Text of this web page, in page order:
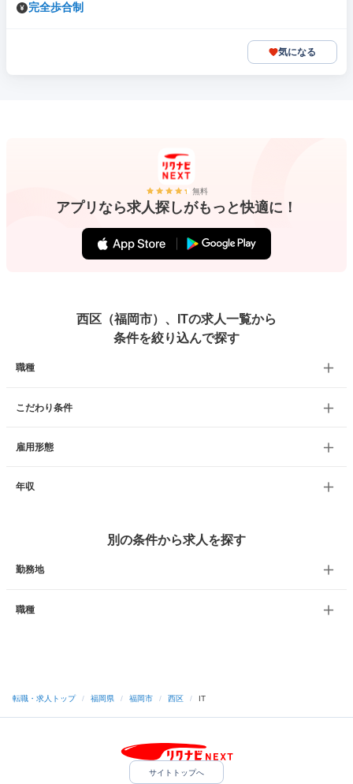
完全歩合制
気になる
無料
アプリなら求人探しがもっと快適に！
西区（福岡市）、ITの求人一覧から
条件を絞り込んで探す
職種
こだわり条件
雇用形態
年収
別の条件から求人を探す
勤務地
職種
転職・求人トップ / 福岡県 / 福岡市 / 西区 / IT
サイトトップへ